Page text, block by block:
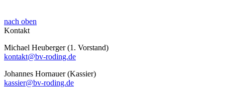
nach oben
Kontakt
Michael Heuberger (1. Vorstand)
kontakt@bv-roding.de
Johannes Hornauer (Kassier)
kassier@bv-roding.de